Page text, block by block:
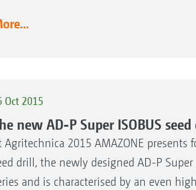
Oct 2015
new AD-P Super ISOBUS
Agritechnica 2015 AMAZONE
drill, the newly designed AD-P
and is characterised by an even